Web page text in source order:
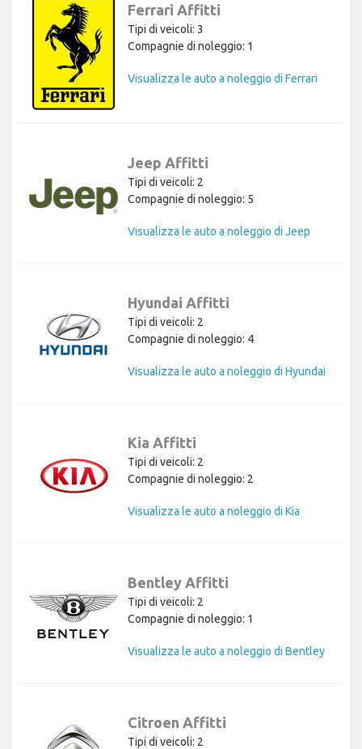
Ferrari Affitti
Tipi di veicoli: 3
Compagnie di noleggio: 1
Visualizza le auto a noleggio di Ferrari
Jeep Affitti
Tipi di veicoli: 2
Compagnie di noleggio: 5
Visualizza le auto a noleggio di Jeep
Hyundai Affitti
Tipi di veicoli: 2
Compagnie di noleggio: 4
Visualizza le auto a noleggio di Hyundai
Kia Affitti
Tipi di veicoli: 2
Compagnie di noleggio: 2
Visualizza le auto a noleggio di Kia
Bentley Affitti
Tipi di veicoli: 2
Compagnie di noleggio: 1
Visualizza le auto a noleggio di Bentley
Citroen Affitti
Tipi di veicoli: 2